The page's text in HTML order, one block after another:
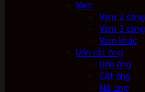
Vam
Vam 2 càng
Vam 3 càng
Vam khác
Uốn cắt ống
Uốn ống
Cắt ống
Nối ống